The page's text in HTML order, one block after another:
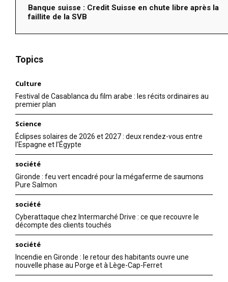
Banque suisse : Credit Suisse en chute libre après la
faillite de la SVB
Topics
Culture
Festival de Casablanca du film arabe : les récits ordinaires au
premier plan
Science
Éclipses solaires de 2026 et 2027 : deux rendez-vous entre
l’Espagne et l’Égypte
société
Gironde : feu vert encadré pour la mégaferme de saumons
Pure Salmon
société
Cyberattaque chez Intermarché Drive : ce que recouvre le
décompte des clients touchés
société
Incendie en Gironde : le retour des habitants ouvre une
nouvelle phase au Porge et à Lège-Cap-Ferret